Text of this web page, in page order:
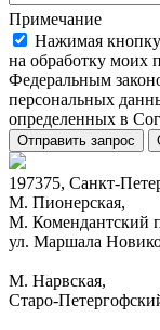
Примечание
Нажимая кнопку
на обработку моих
Федеральным
персональных
определенных в
Отправить запрос
197375, Санкт-
М. Пионерская,
М. Комендантский
ул. Маршала
М. Нарвская,
Старо-